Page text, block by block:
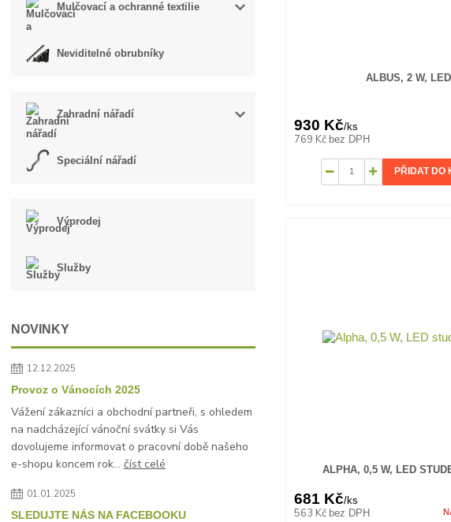
Mulčovací a ochranné textilie
Neviditelné obrubníky
Zahradní nářadí
Speciální nářadí
Výprodej
Služby
NOVINKY
12.12.2025
Provoz o Vánocích 2025
Vážení zákazníci a obchodní partneři, s ohledem
na nadcházející vánoční svátky si Vás
dovolujeme informovat o pracovní době našeho
e-shopu koncem rok...číst celé
01.01.2025
SLEDUJTE NÁS NA FACEBOOKU
ALBUS, 2 W, LED
930 Kč/ks
769 Kč bez DPH
PŘIDAT DO
ALPHA, 0,5 W, LED
681 Kč/ks
563 Kč bez DPH